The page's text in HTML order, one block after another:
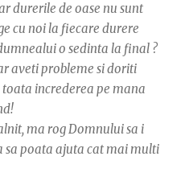
durerile de oase nu sunt
cu noi la fiecare durere
o sedinta la final ?
aveti probleme si doriti
increderea pe mana
ma rog Domnului sa i
sa poata ajuta cat mai multi